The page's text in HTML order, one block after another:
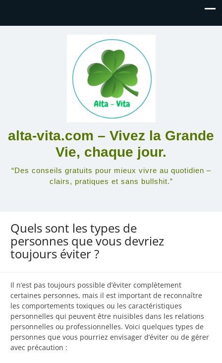
alta-vita.com – Vivez la Grande
Vie, chaque jour.
“Des conseils gratuits pour mieux vivre au quotidien –
clairs, pratiques et sans bullshit.”
Quels sont les types de
personnes que vous devriez
toujours éviter ?
Il n’est pas toujours possible d’éviter complètement
certaines personnes, mais il est important de reconnaître
les comportements toxiques ou les caractéristiques
personnelles qui peuvent être nuisibles dans les relations
personnelles ou professionnelles. Voici quelques types de
personnes que vous pourriez envisager d’éviter ou de gérer
avec précaution :